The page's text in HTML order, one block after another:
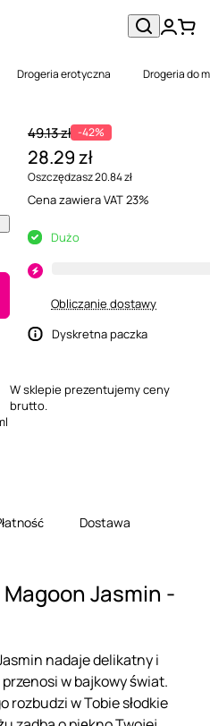
Drogeria erotyczna Drogeria do
49.13 zł -42%
28.29 zł
Oszczędzasz 20.84 zł
Cena zawiera VAT 23%
Dużo
Obliczanie dostawy
Dyskretna paczka
W sklepie prezentujemy ceny
brutto.
Dostawa
Jasmin -
nadaje delikatny i
w bajkowy świat.
rozbudzi w Tobie słodkie